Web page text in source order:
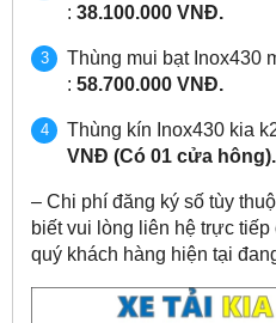
: 38.100.000 VNĐ.
Thùng mui bạt Inox430
: 58.700.000 VNĐ.
Thùng kín Inox430 kia
VNĐ (Có 01 cửa hông).
– Chi phí đăng ký số tùy
biết vui lòng liên hệ trực
quý khách hàng hiện tại